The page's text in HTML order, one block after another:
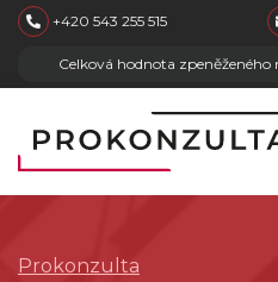
skip to main content
+420 543 255 515
Celková hodnota zpeněženého
Prokonzulta